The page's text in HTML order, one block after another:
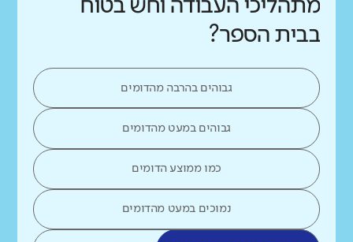
מתהליכי העבודה וחש בטוח
בבית הספר?
גבוהים בהרבה מהדומים
גבוהים במעט מהדומים
כמו ממוצע הדומים
נמוכים במעט מהדומים